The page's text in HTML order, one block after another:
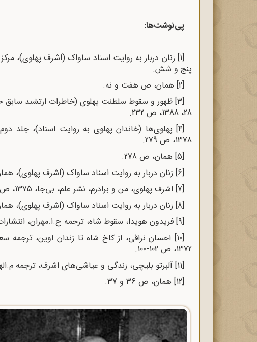
پی‌نوشت‌ها:
[1]
پنج و شش.
[2] همان، ص هفت و نه.
[3] ظهور و سقوط سلطنت پهلوی (خاطرات ارتشبد سابق
28، 1388، ص 232.
[4] پهلوی‌ها (خاندان پهلوی به روایت اسناد)، جلد
1378، ص 279.
[5] همان، ص 278.
[6] زنان دربار به روایت اسناد ساواک (اشرف پهلوی)،
[7] اشرف پهلوى، من و برادرم، نشر علم، بى‌جا، 1375، ص 298ـ 299.
[8] زنان دربار به روایت اسناد ساواک (اشرف پهلوی)،
[9] فریدون هویدا، سقوط شاه، ترجمه ح.ا.مهران، انتشارات
[10] احسان نراقی، از کاخ شاه تا زندان اوین،
1372، ص 102-100.
[11] آلبرتو بلیچی، زندگی و عیاشی‌های اشرف، ترجمه م.الهام،
[12] همان، ص 36 و 37.